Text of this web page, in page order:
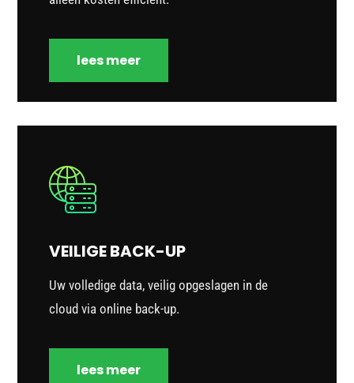
lees meer
VEILIGE BACK-UP
Uw volledige data, veilig opgeslagen in de
cloud via online back-up.
lees meer